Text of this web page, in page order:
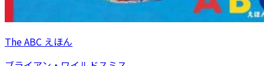
The ABC えほん